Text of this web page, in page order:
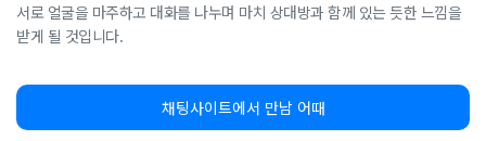
서로 얼굴을 마주하고 대화를 나누며 마치 상대방과 함께 있는 듯한 느낌을
받게 될 것입니다.
채팅사이트에서 만남 어때